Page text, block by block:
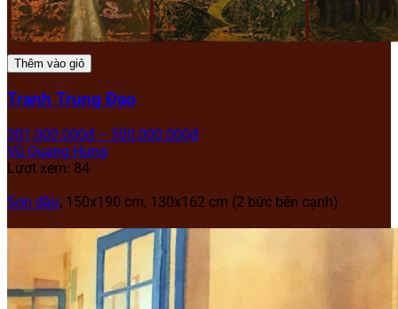
Thêm vào giỏ
Tranh Trung Đạo
301.000.000₫ – 500.000.000₫
Vũ Quang Hưng
Lượt xem: 84
Sơn dầu, 150x190 cm, 130x162 cm (2 bức bên cạnh)